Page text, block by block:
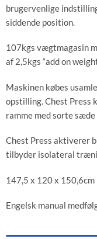
brugervenlige
siddende position.
107kgs vægtmagasin
af 2,5kgs “add on
Maskinen købes
opstilling. Chest Press
ramme med sorte
Chest Press aktiverer
tilbyder isolateral
147,5 x 120 x
Engelsk manual